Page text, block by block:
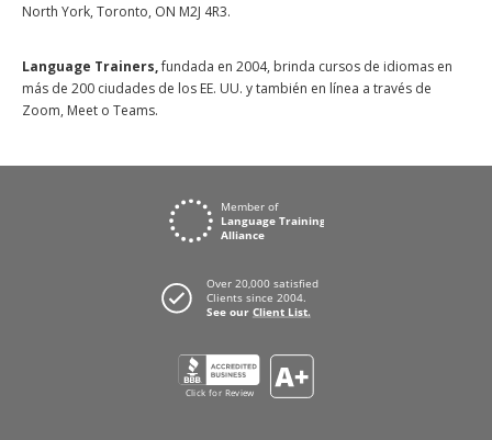
North York, Toronto, ON M2J 4R3.
Language Trainers,fundada en 2004, brinda cursos de idiomas en
más de 200 ciudades de los EE. UU. y también en línea a través de
Zoom, Meet o Teams.